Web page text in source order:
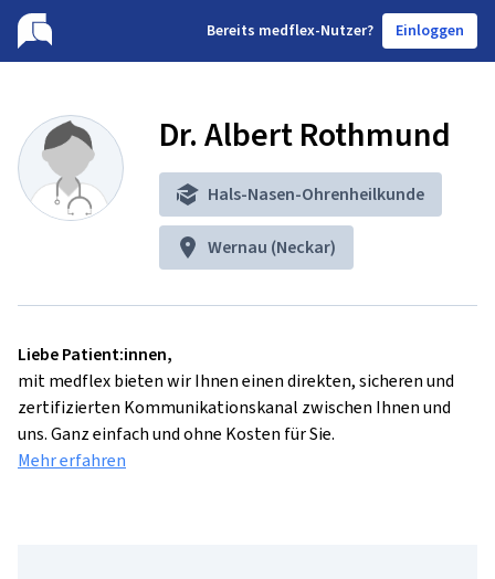
Bereits medflex-Nutzer? Einloggen
Dr. Albert Rothmund
Hals-Nasen-Ohrenheilkunde
Wernau (Neckar)
Liebe Patient:innen,
mit medflex bieten wir Ihnen einen direkten, sicheren und
zertifizierten Kommunikationskanal zwischen Ihnen und
uns. Ganz einfach und ohne Kosten für Sie.
Mehr erfahren